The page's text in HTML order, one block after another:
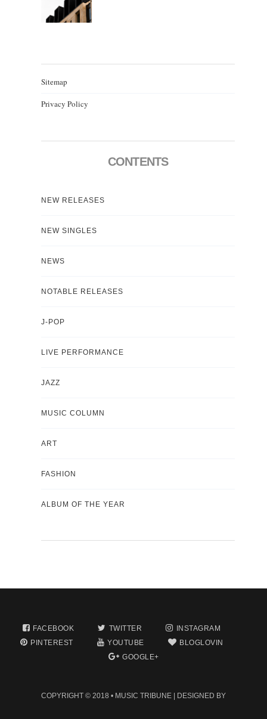
Sitemap
Privacy Policy
CONTENTS
NEW RELEASES
NEW SINGLES
NEWS
NOTABLE RELEASES
J-POP
LIVE PERFORMANCE
JAZZ
MUSIC COLUMN
ART
FASHION
ALBUM OF THE YEAR
FACEBOOK TWITTER
INSTAGRAM
PINTEREST
YOUTUBE
BLOGLOVIN
GOOGLE+
COPYRIGHT © 2018 • MUSIC TRIBUNE | DESIGNED BY